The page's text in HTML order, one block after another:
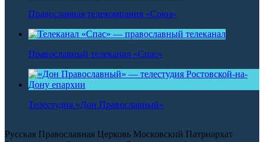
Православная телекомпания «Союз»
Православный телеканал «Спас»
Телестудия «Дон Православный»
Русская Православная Церковь Московский Патриархат